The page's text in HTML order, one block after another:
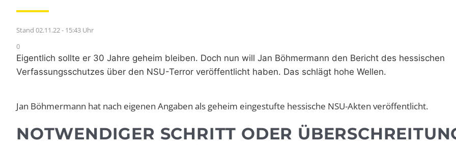
Stand 02.11.22 - 15:43 Uhr
0
Eigentlich sollte er 30 Jahre geheim bleiben. Doch nun will Jan Böhmermann den Bericht des hessischen
Verfassungsschutzes über den NSU-Terror veröffentlicht haben. Das schlägt hohe Wellen.
Jan Böhmermann hat nach eigenen Angaben als geheim eingestufte hessische NSU-Akten veröffentlicht.
NOTWENDIGER SCHRITT ODER